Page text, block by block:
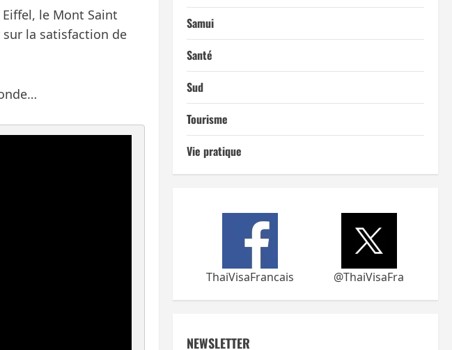
le Mont Saint
sur la satisfaction de
Samui
Santé
Sud
Tourisme
Vie pratique
ThaiVisaFrancais @ThaiVisaFra
NEWSLETTER